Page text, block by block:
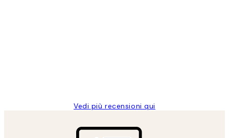
Vedi più recensioni qui